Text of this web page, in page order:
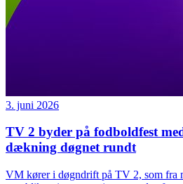
3. juni 2026
TV 2 byder på fodboldfest
dækning døgnet rundt
VM kører i døgndrift på TV 2, som fra